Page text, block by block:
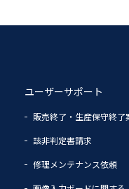
ユーザーサポート
販売終了・生産保守終了
該非判定書請求
修理メンテナンス依頼